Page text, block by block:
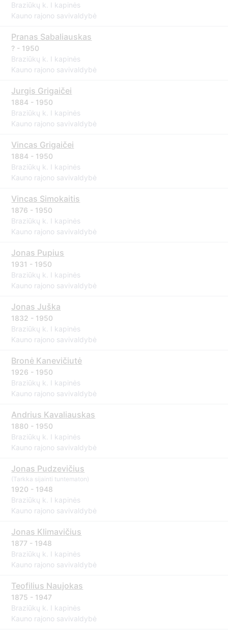
Braziūkų k. I kapinės
Kauno rajono savivaldybė
Pranas Sabaliauskas
? - 1950
Braziūkų k. I kapinės
Kauno rajono savivaldybė
Jurgis Grigaičei
1884 - 1950
Braziūkų k. I kapinės
Kauno rajono savivaldybė
Vincas Grigaičei
1884 - 1950
Braziūkų k. I kapinės
Kauno rajono savivaldybė
Vincas Simokaitis
1876 - 1950
Braziūkų k. I kapinės
Kauno rajono savivaldybė
Jonas Pupius
1931 - 1950
Braziūkų k. I kapinės
Kauno rajono savivaldybė
Jonas Juška
1832 - 1950
Braziūkų k. I kapinės
Kauno rajono savivaldybė
Bronė Kanevičiutė
1926 - 1950
Braziūkų k. I kapinės
Kauno rajono savivaldybė
Andrius Kavaliauskas
1880 - 1950
Braziūkų k. I kapinės
Kauno rajono savivaldybė
Jonas Pudzevičius
(Tarkka sijainti tuntematon)
1920 - 1948
Braziūkų k. I kapinės
Kauno rajono savivaldybė
Jonas Klimavičius
1877 - 1948
Braziūkų k. I kapinės
Kauno rajono savivaldybė
Teofilius Naujokas
1875 - 1947
Braziūkų k. I kapinės
Kauno rajono savivaldybė